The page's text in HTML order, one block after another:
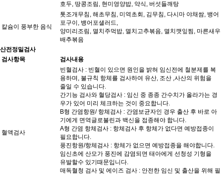
호두, 땅콩조림, 현미영양밥, 약식, 버섯들깨탕
칼슘이 풍부한 음식
톳조개무침, 해초무침, 미역초회, 김무침, 다시마 야채쌈, 뱅어
포구이, 뱅어포샐러드,
양미리조림, 멸치주먹밥, 멸치고추볶음, 멸치깻잎찜, 마른새우
배추볶음
산전정밀검사
검사항목
검사내용
혈액검사
빈혈검사 : 빈혈이 있으면 원인을 밝혀 임신전에 철분제를 복
용하며, 불규칙 항체를 검사하여 유산, 조산 ,사산의 위험을
줄일 수 있습니다.
간기능 검사와 혈당검사 : 임신 중 종종 간수치가 올라가는 경
우가 있어 미리 체크하는 것이 중요합니다.
B형 간염항원/ 항체검사 : 간염보균자인 경우 출산 후 바로 아
기에게 면역글로불린과 백신을 접종해야 합니다.
A형 간염 항체검사 : 항체검사 후 항체가 없다면 예방접종이
필요합니다.
풍진항원/항체검사 : 항체가 없으면 예방접종을 해야합니다.
임신초에 산모가 풍진에 감염되면 태아에게 선청성 기형을
유발할수 있기때문입니다.
매독혈청 검사 및 에이즈 검사 : 안전한 임신 및 출산을 위해 필